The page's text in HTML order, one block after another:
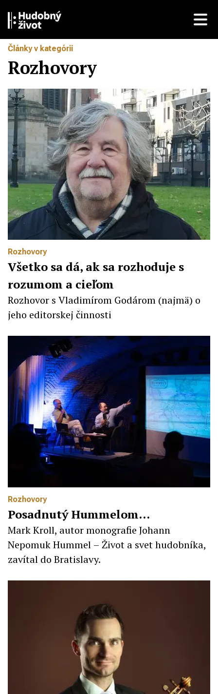
Články v kategórii
Rozhovory
Rozhovory
Všetko sa dá, ak sa rozhoduje s
rozumom a cieľom
Rozhovor s Vladimírom Godárom (najmä) o
jeho editorskej činnosti
Rozhovory
Posadnutý Hummelom…
Mark Kroll, autor monografie Johann
Nepomuk Hummel – Život a svet hudobníka,
zavítal do Bratislavy.